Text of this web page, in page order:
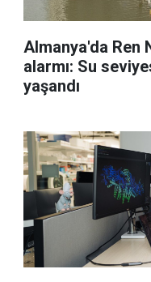
Almanya'da Ren
alarmı: Su
yaşandı